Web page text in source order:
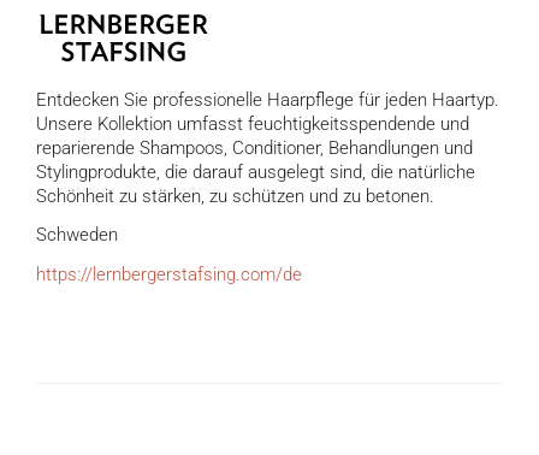
Entdecken Sie professionelle Haarpflege für jeden Haartyp.
Unsere Kollektion umfasst feuchtigkeitsspendende und
reparierende Shampoos, Conditioner, Behandlungen und
Stylingprodukte, die darauf ausgelegt sind, die natürliche
Schönheit zu stärken, zu schützen und zu betonen.
Schweden
https://lernbergerstafsing.com/de